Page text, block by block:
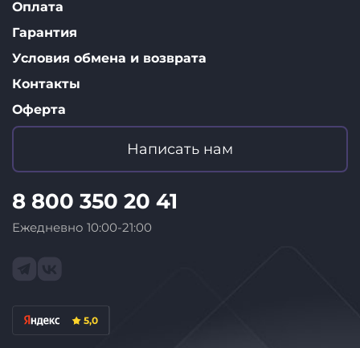
Написать нам
8 800 350 20 41
Ежедневно 10:00-21:00
5,0
Оплата
Гарантия
Условия обмена и возврата
Контакты
Оферта